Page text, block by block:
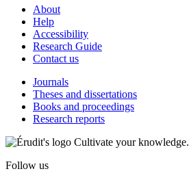
About
Help
Accessibility
Research Guide
Contact us
Journals
Theses and dissertations
Books and proceedings
Research reports
Cultivate your knowledge.
Follow us